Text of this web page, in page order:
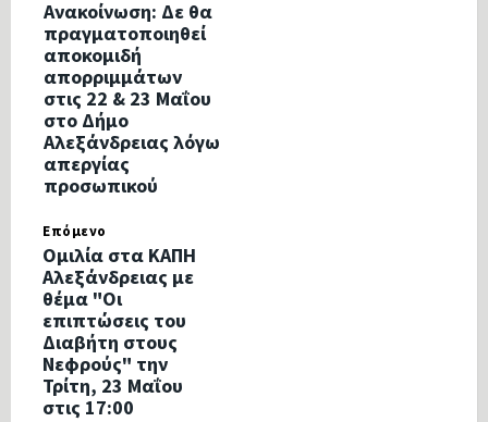
Ανακοίνωση: Δε θα
πραγματοποιηθεί
αποκομιδή
απορριμμάτων
στις 22 & 23 Μαΐου
στο Δήμο
Αλεξάνδρειας λόγω
απεργίας
προσωπικού
Επόμενο
Ομιλία στα ΚΑΠΗ
Αλεξάνδρειας με
θέμα "Οι
επιπτώσεις του
Διαβήτη στους
Νεφρούς" την
Τρίτη, 23 Μαΐου
στις 17:00